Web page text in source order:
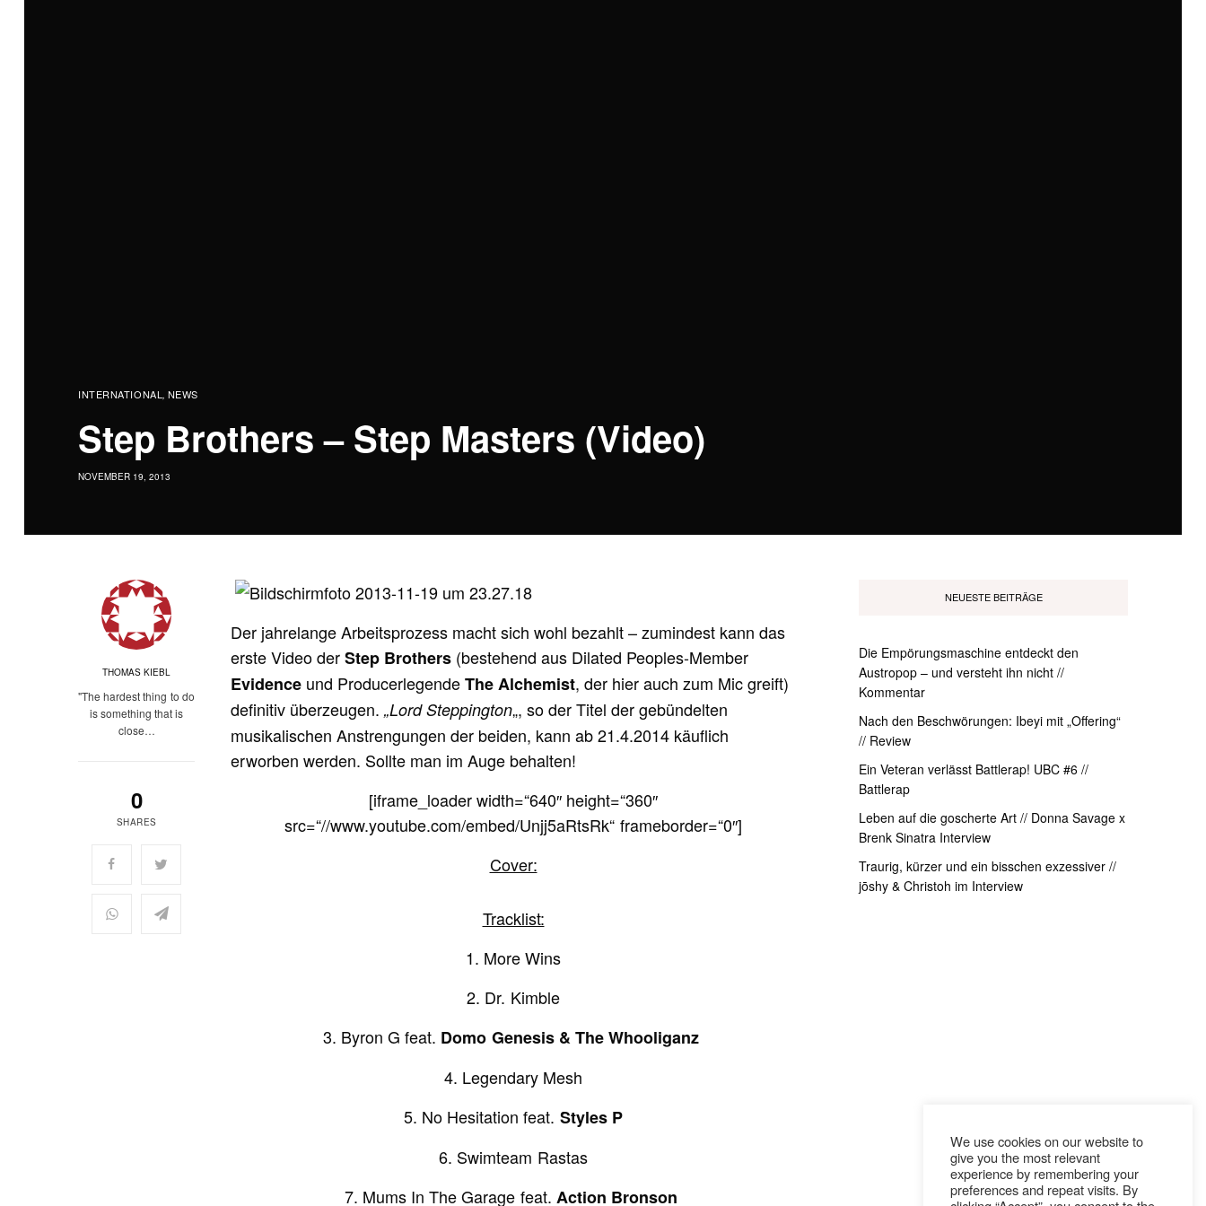
INTERNATIONAL NEWS
Step Brothers – Step Masters (Video)
NOVEMBER 19, 2013
THOMAS KIEBL
"The hardest thing to do
is something that is
close…
0
SHARES
Der jahrelange Arbeitsprozess macht sich wohl bezahlt – zumindest kann das
erste Video derStep Brothers (bestehend aus Dilated Peoples-Member
Evidence und ProducerlegendeThe Alchemist, der hier auch zum Mic greift)
definitiv überzeugen.„Lord Steppington„, so der Titel der gebündelten
musikalischen Anstrengungen der beiden, kann ab 21.4.2014 käuflich
erworben werden. Sollte man im Auge behalten!
[iframe_loader width=“640″ height=“360″
src=“//www.youtube.com/embed/Unjj5aRtsRk“ frameborder=“0″]
Cover:
Tracklist:
1. More Wins
2. Dr. Kimble
3. Byron G feat. Domo Genesis & The Whooliganz
4. Legendary Mesh
5. No Hesitation feat. Styles P
6. Swimteam Rastas
7. Mums In The Garage feat. Action Bronson
NEUESTE BEITRÄGE
Die Empörungsmaschine entdeckt den
Austropop – und versteht ihn nicht //
Kommentar
Nach den Beschwörungen: Ibeyi mit „Offering“
// Review
Ein Veteran verlässt Battlerap! UBC #6 //
Battlerap
Leben auf die goscherte Art // Donna Savage x
Brenk Sinatra Interview
Traurig, kürzer und ein bisschen exzessiver //
jōshy & Christoh im Interview
We use cookies on our website to
give you the most relevant
experience by remembering your
preferences and repeat visits. By